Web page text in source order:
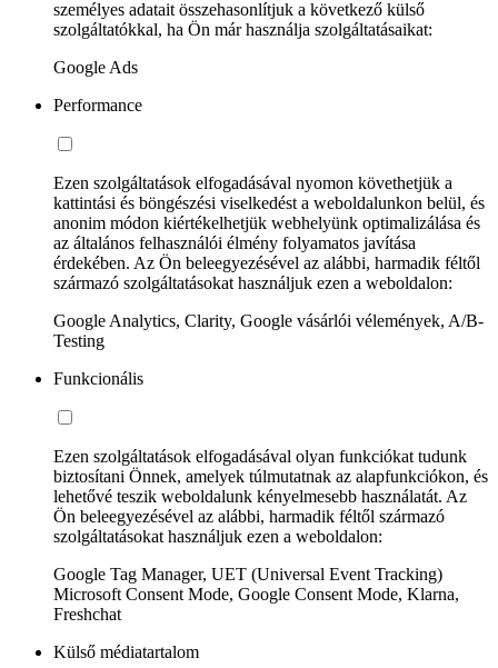
személyes adatait összehasonlítjuk a következő külső
szolgáltatókkal, ha Ön már használja szolgáltatásaikat:
Google Ads
Performance
Ezen szolgáltatások elfogadásával nyomon követhetjük a
kattintási és böngészési viselkedést a weboldalunkon belül, és
anonim módon kiértékelhetjük webhelyünk optimalizálása és
az általános felhasználói élmény folyamatos javítása
érdekében. Az Ön beleegyezésével az alábbi, harmadik féltől
származó szolgáltatásokat használjuk ezen a weboldalon:
Google Analytics, Clarity, Google vásárlói vélemények, A/B-
Testing
Funkcionális
Ezen szolgáltatások elfogadásával olyan funkciókat tudunk
biztosítani Önnek, amelyek túlmutatnak az alapfunkciókon, és
lehetővé teszik weboldalunk kényelmesebb használatát. Az
Ön beleegyezésével az alábbi, harmadik féltől származó
szolgáltatásokat használjuk ezen a weboldalon:
Google Tag Manager, UET (Universal Event Tracking)
Microsoft Consent Mode, Google Consent Mode, Klarna,
Freshchat
Külső médiatartalom